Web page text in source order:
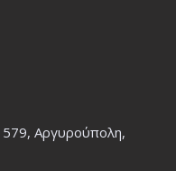
Αργυρούπολη,